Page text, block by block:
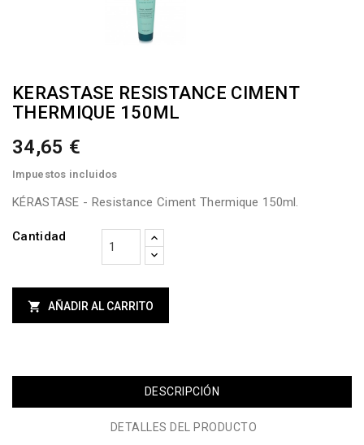
KERASTASE RESISTANCE CIMENT
THERMIQUE 150ML
34,65 €
Impuestos incluidos
KÉRASTASE - Resistance Ciment Thermique 150ml.
Cantidad
 AÑADIR AL CARRITO
DESCRIPCIÓN
DETALLES DEL PRODUCTO